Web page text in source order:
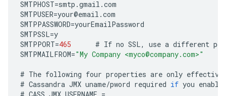
SMTPHOST=smtp .gmail .com
SMTPUSER=your@email .com
SMTPPASSWORD=yourEmailPassword
SMTPSSL=y
SMTPPORT=465 # If no SSL, use a different
SMTPMAILFROM="My Company <myco@company.com>"
# The following four properties are only effective
# Cassandra JMX uname/pword required if you